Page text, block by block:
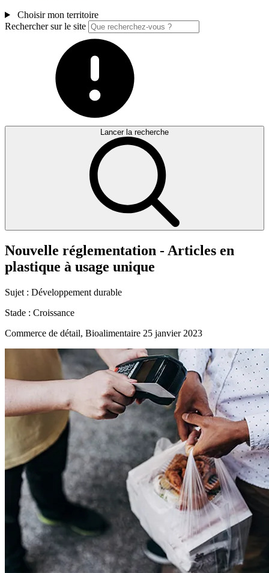
Choisir mon territoire
Rechercher sur le site
Lancer la recherche
Nouvelle réglementation - Articles en
plastique à usage unique
Sujet : Développement durable
Stade : Croissance
Commerce de détail, Bioalimentaire 25 janvier 2023